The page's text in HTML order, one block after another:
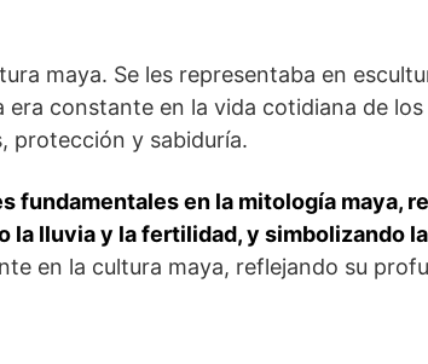
maya. Se les representaba en
constante en la vida cotidiana de los
protección y sabiduría.
fundamentales en la mitología maya,
lluvia y la fertilidad, y simbolizando
en la cultura maya, reflejando su